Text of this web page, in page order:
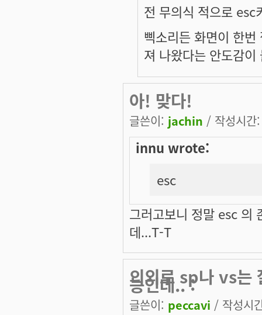
전 무의식 적으로 esc
삑소리든 화면이 한
져 나왔다는 안도감
아! 맞다!
글쓴이: jachin / 작성시
innu wrote:
esc
그러고보니 정말 esc 의
데...T-T
의외로 sp나 vs는
능인데.. :
글쓴이: peccavi / 작성시